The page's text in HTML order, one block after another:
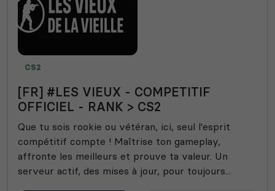
CS2
[FR] #LES VIEUX - COMPETITIF
OFFICIEL - RANK > CS2
Que tu sois rookie ou vétéran, ici, seul l'esprit
compétitif compte ! Maîtrise ton gameplay,
affronte les meilleurs et prouve ta valeur. Un
serveur actif, des mises à jour, pour toujours...